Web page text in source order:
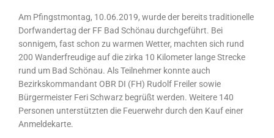
Am Pfingstmontag, 10.06.2019, wurde der bereits traditionelle
Dorfwandertag der FF Bad Schönau durchgeführt. Bei
sonnigem, fast schon zu warmen Wetter, machten sich rund
200 Wanderfreudige auf die zirka 10 Kilometer lange Strecke
rund um Bad Schönau. Als Teilnehmer konnte auch
Bezirkskommandant OBR DI (FH) Rudolf Freiler sowie
Bürgermeister Feri Schwarz begrüßt werden. Weitere 140
Personen unterstützten die Feuerwehr durch den Kauf einer
Anmeldekarte.